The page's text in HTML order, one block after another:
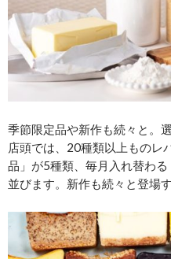
季節限定品や新作も続々と。
店頭では、20種類以上ものレ
品」が5種類、毎月入れ替わ
並びます。新作も続々と登場